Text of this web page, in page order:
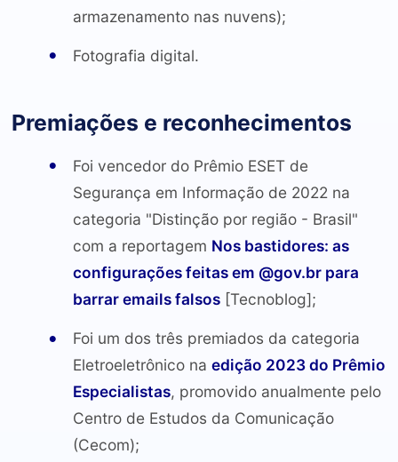
armazenamento nas nuvens);
Fotografia digital.
Premiações e reconhecimentos
Foi vencedor do Prêmio ESET de
Segurança em Informação de 2022 na
categoria "Distinção por região - Brasil"
com a reportagem Nos bastidores: as
configurações feitas em @gov.br para
barrar emails falsos[Tecnoblog];
Foi um dos três premiados da categoria
Eletroeletrônico na edição 2023 do Prêmio
Especialistas, promovido anualmente pelo
Centro de Estudos da Comunicação
(Cecom);